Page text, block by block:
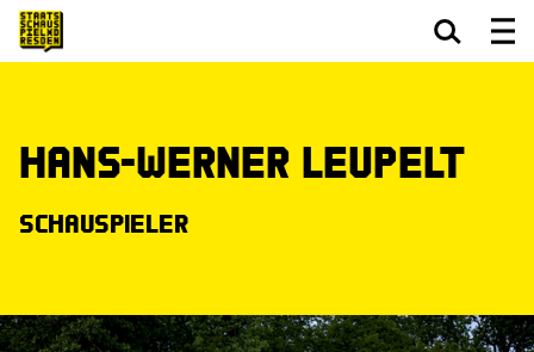
Hans-Werner Leupelt
Schauspieler